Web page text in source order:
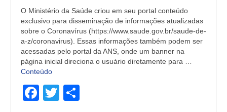
O Ministério da Saúde criou em seu portal conteúdo
exclusivo para disseminação de informações atualizadas
sobre o Coronavírus (https://www.saude.gov.br/saude-de-
a-z/coronavirus). Essas informações também podem ser
acessadas pelo portal da ANS, onde um banner na
página inicial direciona o usuário diretamente para …
Conteúdo
Facebook
Twitter